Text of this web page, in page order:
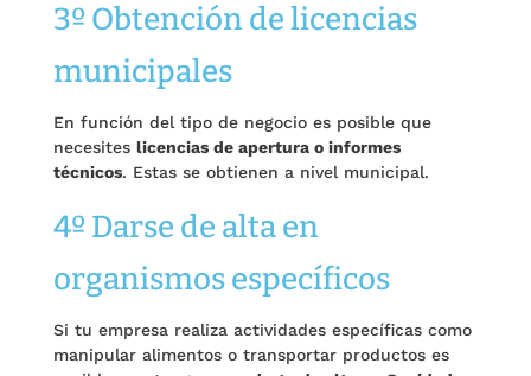
3º Obtención de licencias
municipales
En función del tipo de negocio es posible que
necesites licencias de apertura o informes
técnicos. Estas se obtienen a nivel municipal.
4º Darse de alta en
organismos específicos
Si tu empresa realiza actividades específicas como
manipular alimentos o transportar productos es